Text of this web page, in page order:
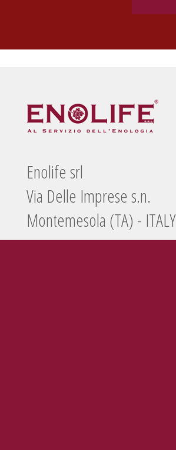
Enolife srl
Via Delle Imprese s.n.
Montemesola (TA) - ITALY